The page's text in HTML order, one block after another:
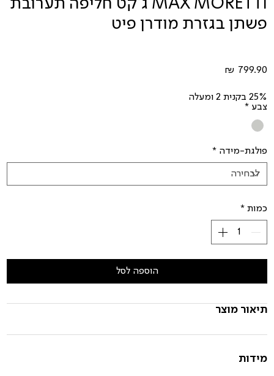
MAX MORETTI ג'קט חליפה תערובת
פשתן בגזרת מודרן פיט
25% בקנית 2 ומעלה
צבע *
פולגת-מידה *
כמות *
הוספה לסל
תיאור מוצר
מידות